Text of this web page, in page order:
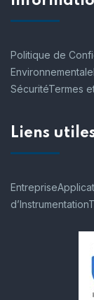
Politique de
Environnementale
SécuritéTermes
Liens
Entreprise
d’Instrumentation